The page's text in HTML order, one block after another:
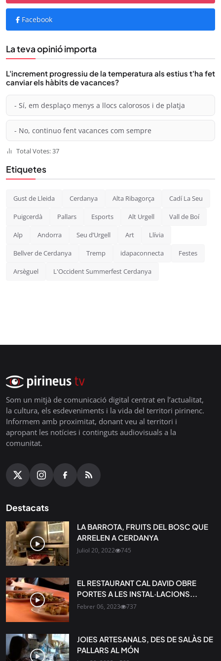
Facebook
La teva opinió importa
L'increment progressiu de la temperatura als estius t'ha fet
canviar els hàbits de vacances?
- Sí, em desplaço menys a llocs calorosos i de platja
- No, continuo fent vacances com sempre
Total Votes: 37
Etiquetes
Gust de Lleida Cerdanya Alta Ribagorça Cadí La Seu
Puigcerdà Pallars Esports Alt Urgell Vall de Boí
Alp Andorra Seu d’Urgell Art Llívia
Bellver de Cerdanya Tremp idapaconnecta Festes
Arsèguel L'Occident Summerfest Cerdanya
Som un mitjà de comunicació digital centrat en l’actualitat,
la cultura, els esdeveniments i la vida del territori pirinenc.
Informem amb proximitat, donant veu al territori i
apropant les notícies i continguts audiovisuals a la
comunitat.
Destacats
LA BARROTA, FRUITS DEL BOSC QUE
ARRELEN A CERDANYA
Juliol 20, 2022 745
EL RESTAURANT CAL DAVID OBRE
PORTES A LES INSTAL·LACIONS...
Febrer 06, 2023 737
JOIES ARTESANALS, DES DE SALÀS DE
PALLARS AL MÓN